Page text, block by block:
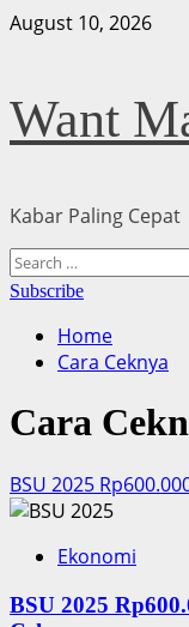
Skip
August 10, 2026
Want
Kabar Paling Cepat
Primary
Menu
Search
for:
Subscribe
Home
Cara Ceknya
Cara
BSU 2025
Ekonomi
BSU 2025